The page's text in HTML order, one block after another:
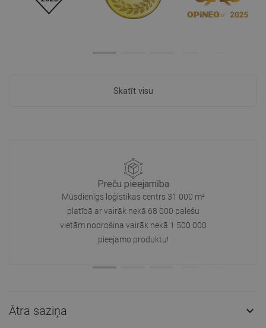
Skatīt visu
Preču pieejamība
Mūsdienīgs loģistikas centrs 31 000 m²
platībā ar vairāk nekā 68 000 palešu
vietām nodrošina vairāk nekā 1 500 000
pieejamo produktu!
Ātra saziņa 